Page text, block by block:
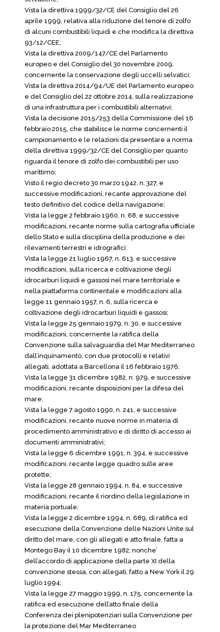
Vista la direttiva 1999/32/CE del Consiglio del 26
aprile 1999, relativa alla riduzione del tenore di zolfo
di alcuni combustibili liquidi e che modifica la direttiva
93/12/CEE;
Vista la direttiva 2009/147/CE del Parlamento
europeo e del Consiglio del 30 novembre 2009,
concernente la conservazione degli uccelli selvatici;
Vista la direttiva 2014/94/UE del Parlamento europeo
e del Consiglio del 22 ottobre 2014, sulla realizzazione
di una infrastruttura per i combustibili alternativi;
Vista la decisione 2015/253 della Commissione del 16
febbraio 2015, che stabilisce le norme concernenti il
campionamento e le relazioni da presentare a norma
della direttiva 1999/32/CE del Consiglio per quanto
riguarda il tenore di zolfo dei combustibili per uso
marittimo;
Visto il regio decreto 30 marzo 1942, n. 327, e
successive modificazioni, recante approvazione del
testo definitivo del codice della navigazione;
Vista la legge 2 febbraio 1960, n. 68, e successive
modificazioni, recante norme sulla cartografia ufficiale
dello Stato e sulla disciplina della produzione e dei
rilevamenti terrestri e idrografici;
Vista la legge 21 luglio 1967, n. 613, e successive
modificazioni, sulla ricerca e coltivazione degli
idrocarburi liquidi e gassosi nel mare territoriale e
nella piattaforma continentale e modificazioni alla
legge 11 gennaio 1957, n. 6, sulla ricerca e
coltivazione degli idrocarburi liquidi e gassosi;
Vista la legge 25 gennaio 1979, n. 30, e successive
modificazioni, concernente la ratifica della
Convenzione sulla salvaguardia del Mar Mediterraneo
dall’inquinamento, con due protocolli e relativi
allegati, adottata a Barcellona il 16 febbraio 1976;
Vista la legge 31 dicembre 1982, n. 979, e successive
modificazioni, recante disposizioni per la difesa del
mare;
Vista la legge 7 agosto 1990, n. 241, e successive
modificazioni, recante nuove norme in materia di
procedimento amministrativo e di diritto di accesso ai
documenti amministrativi;
Vista la legge 6 dicembre 1991, n. 394, e successive
modificazioni, recante legge quadro sulle aree
protette;
Vista la legge 28 gennaio 1994, n. 84, e successive
modificazioni, recante il riordino della legislazione in
materia portuale;
Vista la legge 2 dicembre 1994, n. 689, di ratifica ed
esecuzione della Convenzione delle Nazioni Unite sul
diritto del mare, con gli allegati e atto finale, fatta a
Montego Bay il 10 dicembre 1982, nonche’
dell’accordo di applicazione della parte XI della
convenzione stessa, con allegati, fatto a New York il 29
luglio 1994;
Vista la legge 27 maggio 1999, n. 175, concernente la
ratifica ed esecuzione dell’atto finale della
Conferenza dei plenipotenziari sulla Convenzione per
la protezione del Mar Mediterraneo